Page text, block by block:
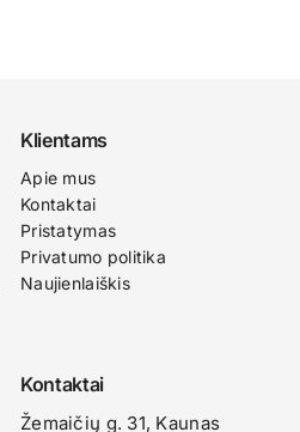
Klientams
Apie mus
Kontaktai
Pristatymas
Privatumo politika
Naujienlaiškis
Kontaktai
Žemaičių g. 31, Kaunas​